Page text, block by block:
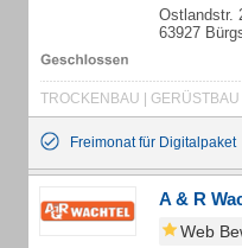
Ostlandstr.
63927
Freimonat für Digitalpaket
A & R
Web